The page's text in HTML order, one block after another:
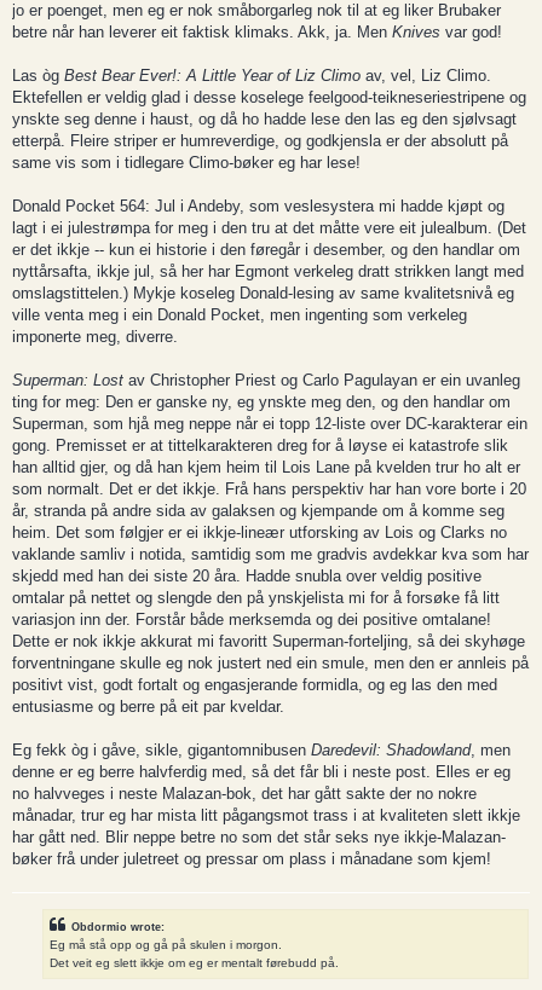
jo er poenget, men eg er nok småborgarleg nok til at eg liker Brubaker
betre når han leverer eit faktisk klimaks. Akk, ja. Men Knives var god!
Las òg Best Bear Ever!: A Little Year of Liz Climo av, vel, Liz Climo.
Ektefellen er veldig glad i desse koselege feelgood-teikneseriestripene og
ynskte seg denne i haust, og då ho hadde lese den las eg den sjølvsagt
etterpå. Fleire striper er humreverdige, og godkjensla er der absolutt på
same vis som i tidlegare Climo-bøker eg har lese!
Donald Pocket 564: Jul i Andeby, som veslesystera mi hadde kjøpt og
lagt i ei julestrømpa for meg i den tru at det måtte vere eit julealbum. (Det
er det ikkje -- kun ei historie i den føregår i desember, og den handlar om
nyttårsafta, ikkje jul, så her har Egmont verkeleg dratt strikken langt med
omslagstittelen.) Mykje koseleg Donald-lesing av same kvalitetsnivå eg
ville venta meg i ein Donald Pocket, men ingenting som verkeleg
imponerte meg, diverre.
Superman: Lost av Christopher Priest og Carlo Pagulayan er ein uvanleg
ting for meg: Den er ganske ny, eg ynskte meg den, og den handlar om
Superman, som hjå meg neppe når ei topp 12-liste over DC-karakterar ein
gong. Premisset er at tittelkarakteren dreg for å løyse ei katastrofe slik
han alltid gjer, og då han kjem heim til Lois Lane på kvelden trur ho alt er
som normalt. Det er det ikkje. Frå hans perspektiv har han vore borte i 20
år, stranda på andre sida av galaksen og kjempande om å komme seg
heim. Det som følgjer er ei ikkje-lineær utforsking av Lois og Clarks no
vaklande samliv i notida, samtidig som me gradvis avdekkar kva som har
skjedd med han dei siste 20 åra. Hadde snubla over veldig positive
omtalar på nettet og slengde den på ynskjelista mi for å forsøke få litt
variasjon inn der. Forstår både merksemda og dei positive omtalane!
Dette er nok ikkje akkurat mi favoritt Superman-forteljing, så dei skyhøge
forventningane skulle eg nok justert ned ein smule, men den er annleis på
positivt vist, godt fortalt og engasjerande formidla, og eg las den med
entusiasme og berre på eit par kveldar.
Eg fekk òg i gåve, sikle, gigantomnibusen Daredevil: Shadowland, men
denne er eg berre halvferdig med, så det får bli i neste post. Elles er eg
no halvveges i neste Malazan-bok, det har gått sakte der no nokre
månadar, trur eg har mista litt pågangsmot trass i at kvaliteten slett ikkje
har gått ned. Blir neppe betre no som det står seks nye ikkje-Malazan-
bøker frå under juletreet og pressar om plass i månadane som kjem!
Obdormio wrote:
Eg må stå opp og gå på skulen i morgon.
Det veit eg slett ikkje om eg er mentalt førebudd på.